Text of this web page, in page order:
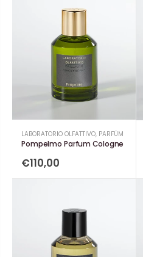
LABORATORIO OLFATTIVO, PARFÜM
Pompelmo Parfum Cologne
€110,00